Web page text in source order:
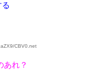
CBV0.net
あれ？